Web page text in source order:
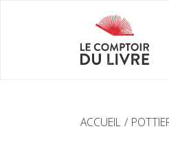
ACCUEIL